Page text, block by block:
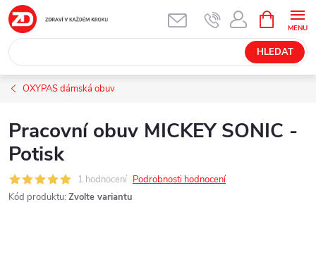
Přejít
na
obsah
HLEDAT
NÁKUPNÍ
KOŠÍK
OXYPAS dámská obuv
Pracovní obuv MICKEY SONIC -
Potisk
1 hodnocení Podrobnosti hodnocení
Kód produktu: Zvolte variantu